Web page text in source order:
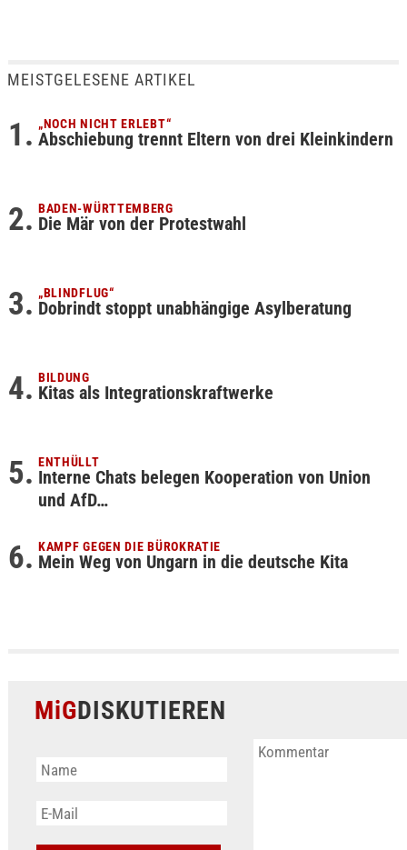
MEISTGELESENE ARTIKEL
„NOCH NICHT ERLEBT“
Abschiebung trennt Eltern von drei Kleinkindern
BADEN-WÜRTTEMBERG
Die Mär von der Protestwahl
„BLINDFLUG“
Dobrindt stoppt unabhängige Asylberatung
BILDUNG
Kitas als Integrationskraftwerke
ENTHÜLLT
Interne Chats belegen Kooperation von Union
und AfD…
KAMPF GEGEN DIE BÜROKRATIE
Mein Weg von Ungarn in die deutsche Kita
MiGDISKUTIEREN